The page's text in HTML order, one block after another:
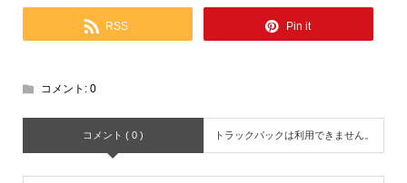
RSS Pin it
コメント: 0
コメント ( 0 ) トラックバックは利用できません。